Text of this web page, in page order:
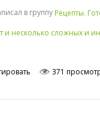
в группу Рецепты.
и несколько сложных и
371